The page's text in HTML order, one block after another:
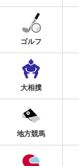
ゴルフ
大相撲
地方競馬